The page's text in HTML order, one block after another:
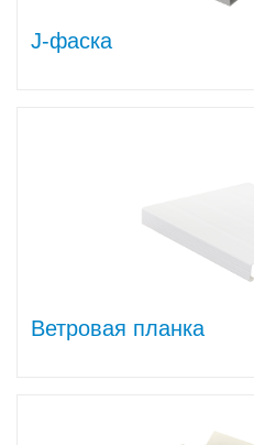
J-фаска
Ветровая планка